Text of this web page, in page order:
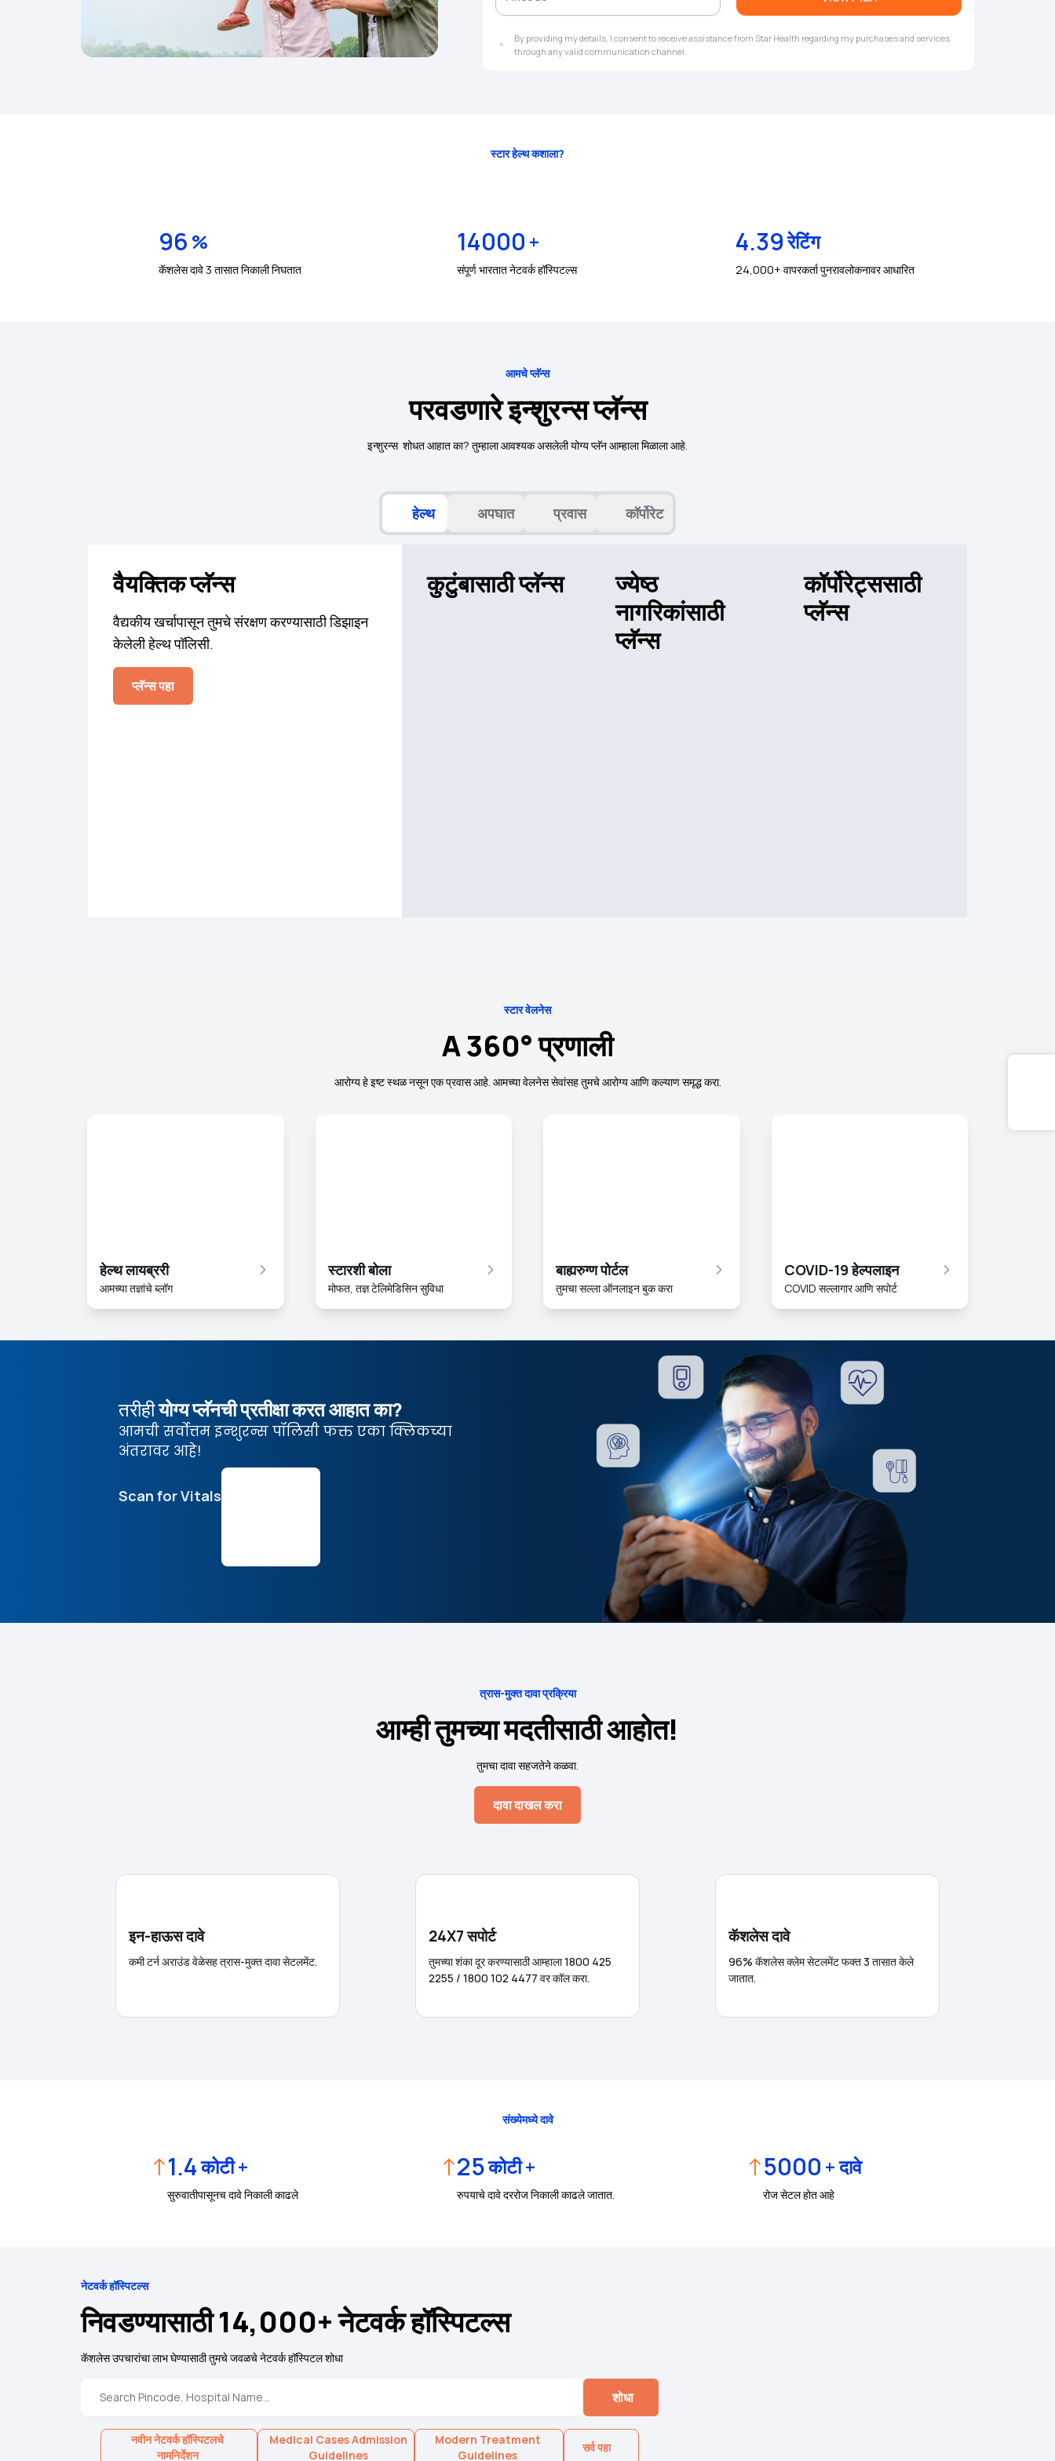
By providing my details, I consent to receive assistance from Star Health regarding my purchases and services
through any valid communication channel.
स्टार हेल्थ कशाला?
96 %
कॅशलेस दावे 3 तासात निकाली निघतात
14000 +
संपूर्ण भारतात नेटवर्क हॉस्पिटल्स
4.39रेटिंग
24,000+ वापरकर्ता पुनरावलोकनावर आधारित
आमचे प्लॅन्स
परवडणारे इन्शुरन्स प्लॅन्स
इन्शुरन्स शोधत आहात का? तुम्हाला आवश्यक असलेली योग्य प्लॅन आम्हाला मिळाला आहे.
हेल्थ अपघात प्रवास कॉर्पोरेट
वैयक्तिक प्लॅन्स
वैद्यकीय खर्चापासून तुमचे संरक्षण करण्यासाठी डिझाइन
केलेली हेल्थ पॉलिसी.
प्लॅन्स पहा
कुटुंबासाठी प्लॅन्स
ज्येष्ठ
नागरिकांसाठी
प्लॅन्स
कॉर्पोरेट्ससाठी
प्लॅन्स
स्टार वेलनेस
A 360° प्रणाली
आरोग्य हे इष्ट स्थळ नसून एक प्रवास आहे. आमच्या वेलनेस सेवांसह तुमचे आरोग्य आणि कल्याण समृद्ध करा.
हेल्थ लायब्ररी
आमच्या तज्ञांचे ब्लॉग
स्टारशी बोला
मोफत, तज्ञ टेलिमेडिसिन सुविधा
बाह्यरुग्ण पोर्टल
तुमचा सल्ला ऑनलाइन बुक करा
COVID-19 हेल्पलाइन
COVID सल्लागार आणि सपोर्ट
तरीहीयोग्य प्लॅनची प्रतीक्षा करत आहात का?
आमची सर्वोत्तम इन्शुरन्स पॉलिसी फक्त एका क्लिकच्या
अंतरावर आहे!
Scan for Vitals
त्रास-मुक्त दावा प्रक्रिया
आम्ही तुमच्या मदतीसाठी आहोत!
तुमचा दावा सहजतेने कळवा.
दावा दाखल करा
इन-हाऊस दावे
कमी टर्न अराउंड वेळेसह त्रास-मुक्त दावा सेटलमेंट.
24X7 सपोर्ट
तुमच्या शंका दूर करण्यासाठी आम्हाला 1800 425
2255 / 1800 102 4477 वर कॉल करा.
कॅशलेस दावे
96% कॅशलेस क्लेम सेटलमेंट फक्त 3 तासात केले
जातात.
संख्येमध्ये दावे
↑1.4कोटी +
सुरुवातीपासूनच दावे निकाली काढले
↑25कोटी +
रुपयाचे दावे दररोज निकाली काढले जातात.
↑5000 + दावे
रोज सेटल होत आहे
नेटवर्क हॉस्पिटल्स
निवडण्यासाठी 14,000+ नेटवर्क हॉस्पिटल्स
कॅशलेस उपचारांचा लाभ घेण्यासाठी तुमचे जवळचे नेटवर्क हॉस्पिटल शोधा
शोधा
नवीन नेटवर्क हॉस्पिटलचे
नामनिर्देशन
Medical Cases Admission
Guidelines
Modern Treatment
Guidelines
सर्व पहा